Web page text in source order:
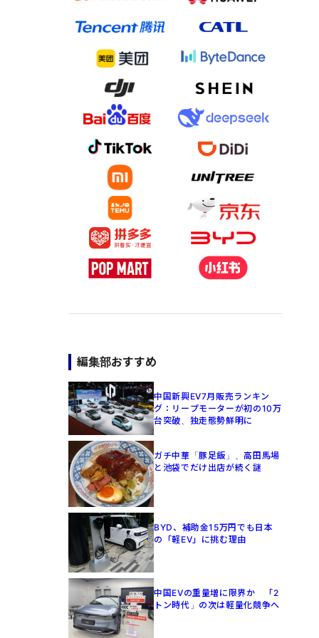
編集部おすすめ
中国新興EV7月販売ランキン
グ：リープモーターが初の10万
台突破、独走態勢鮮明に
ガチ中華「豚足飯」、高田馬場
と池袋でだけ出店が続く謎
BYD、補助金15万円でも日本
の「軽EV」に挑む理由
中国EVの重量増に限界か 「2
トン時代」の次は軽量化競争へ